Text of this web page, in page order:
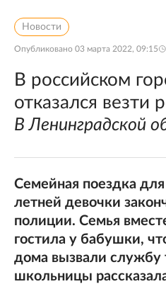
Новости
Опубликовано 03 марта 2022, 09:15
В российском
отказался везти
В Ленинградской
Семейная поездка
летней девочки
полиции. Семья
гостила у бабушки,
дома вызвали службу
школьницы